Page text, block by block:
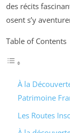
des récits
osent s’y
Table of Contents
À la
Patrimoine
Les Routes